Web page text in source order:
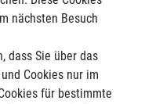
nächsten Besuch
dass Sie über das
Cookies nur im
für bestimmte